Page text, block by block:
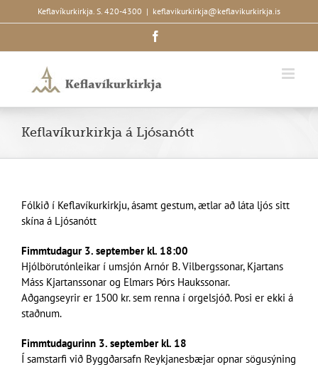
to
Keflavíkurkirkja. S. 420-4300 | keflavikurkirkja@keflavikurkirkja.is
Keflavíkurkirkja á Ljósanótt
Fólkið í Keflavíkurkirkju, ásamt gestum, ætlar að láta ljós sitt
skína á Ljósanótt
Fimmtudagur 3. september kl. 18:00
Hjólbörutónleikar í umsjón Arnór B. Vilbergssonar, Kjartans
Máss Kjartanssonar og Elmars Þórs Haukssonar.
Aðgangseyrir er 1500 kr. sem renna í orgelsjóð. Posi er ekki á
staðnum.
Fimmtudagurinn 3. september kl. 18
Í samstarfi við Byggðarsafn Reykjanesbæjar opnar sögusýning